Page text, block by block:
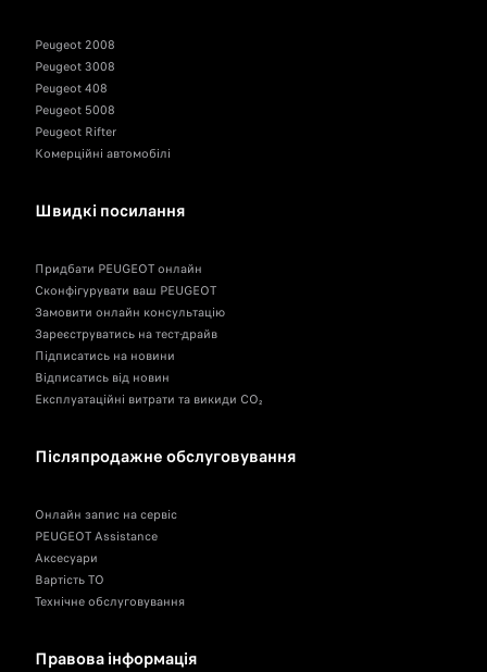
Peugeot 2008
Peugeot 3008
Peugeot 408
Peugeot 5008
Peugeot Rifter
Комерційні автомобілі
Швидкі посилання
Придбати PEUGEOT онлайн
Сконфігурувати ваш PEUGEOT
Замовити онлайн консультацію
Зареєструватись на тест-драйв
Підписатись на новини
Відписатись від новин
Експлуатаційні витрати та викиди CO₂
Післяпродажне обслуговування
Онлайн запис на сервіс
PEUGEOT Assistance
Аксесуари
Вартість ТО
Технічне обслуговування
Правова інформація